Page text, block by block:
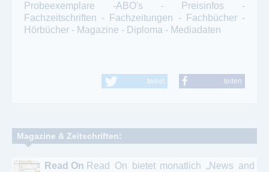
Probeexemplare -ABO's - Preisinfos -
Fachzeitschriften - Fachzeitungen - Fachbücher -
Hörbücher - Magazine - Diploma - Mediadaten
tweet teilen
Magazine & Zeitschriften:
Read On Read On bietet monatlich „News and